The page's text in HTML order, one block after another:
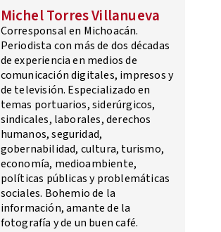
Michel Torres Villanueva
Corresponsal en Michoacán.
Periodista con más de dos décadas
de experiencia en medios de
comunicación digitales, impresos y
de televisión. Especializado en
temas portuarios, siderúrgicos,
sindicales, laborales, derechos
humanos, seguridad,
gobernabilidad, cultura, turismo,
economía, medioambiente,
políticas públicas y problemáticas
sociales. Bohemio de la
información, amante de la
fotografía y de un buen café.